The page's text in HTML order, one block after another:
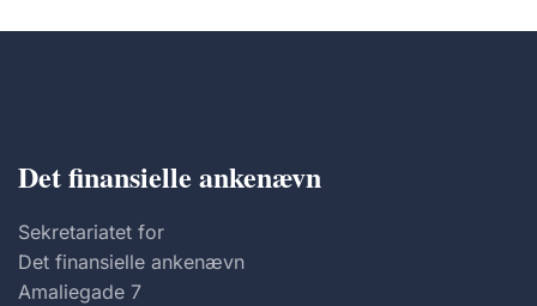
Det finansielle ankenævn
Sekretariatet for
Det finansielle ankenævn
Amaliegade 7